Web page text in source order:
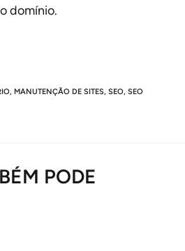
domínio.
, MANUTENÇÃO DE SITES, SEO, SEO
PODE